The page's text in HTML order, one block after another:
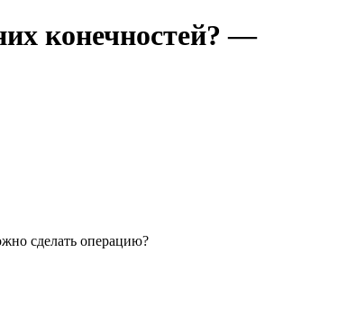
конечностей? —
сделать операцию?